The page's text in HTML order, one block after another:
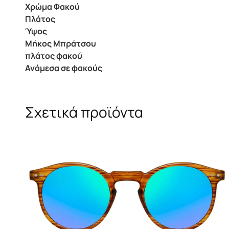
Χρώμα Φακού
Πλάτος
Ύψος
Μήκος Μπράτσου
πλάτος φακού
Ανάμεσα σε φακούς
Σχετικά προϊόντα
πολλαπλές
παραλλαγές.
επιλογές
μπορούν